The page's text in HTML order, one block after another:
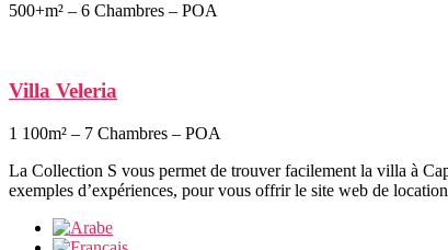
500+m² – 6 Chambres – POA
Villa Veleria
1 100m² – 7 Chambres – POA
La Collection S vous permet de trouver facilement la villa à
exemples d’expériences, pour vous offrir le site web de